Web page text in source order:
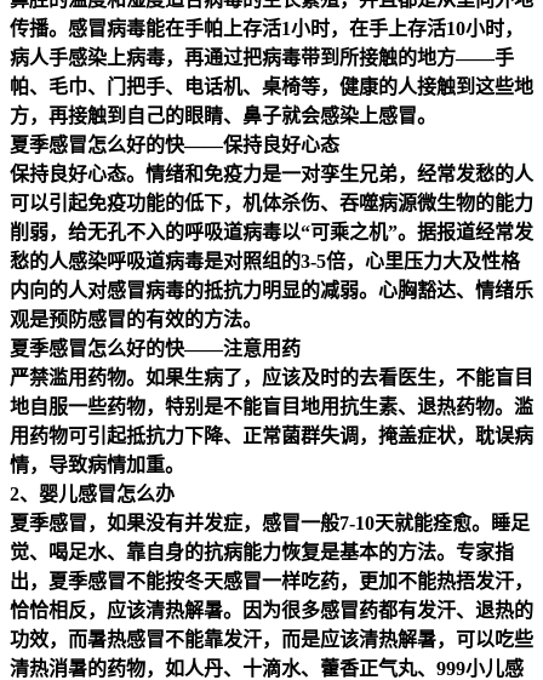
传播。感冒病毒能在手帕上存活1小时，在手上存活10小时，
病人手感染上病毒，再通过把病毒带到所接触的地方——手
帕、毛巾、门把手、电话机、桌椅等，健康的人接触到这些地
方，再接触到自己的眼睛、鼻子就会感染上感冒。
夏季感冒怎么好的快——保持良好心态
保持良好心态。情绪和免疫力是一对孪生兄弟，经常发愁的人
可以引起免疫功能的低下，机体杀伤、吞噬病源微生物的能力
削弱，给无孔不入的呼吸道病毒以“可乘之机”。据报道经常发
愁的人感染呼吸道病毒是对照组的3-5倍，心里压力大及性格
内向的人对感冒病毒的抵抗力明显的减弱。心胸豁达、情绪乐
观是预防感冒的有效的方法。
夏季感冒怎么好的快——注意用药
严禁滥用药物。如果生病了，应该及时的去看医生，不能盲目
地自服一些药物，特别是不能盲目地用抗生素、退热药物。滥
用药物可引起抵抗力下降、正常菌群失调，掩盖症状，耽误病
情，导致病情加重。
2、婴儿感冒怎么办
夏季感冒，如果没有并发症，感冒一般7-10天就能痊愈。睡足
觉、喝足水、靠自身的抗病能力恢复是基本的方法。专家指
出，夏季感冒不能按冬天感冒一样吃药，更加不能热捂发汗，
恰恰相反，应该清热解暑。因为很多感冒药都有发汗、退热的
功效，而暑热感冒不能靠发汗，而是应该清热解暑，可以吃些
清热消暑的药物，如人丹、十滴水、藿香正气丸、999小儿感